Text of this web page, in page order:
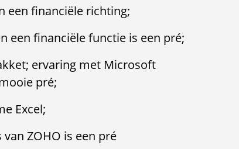
een financiële richting;
een financiële functie is een pré;
ervaring met Microsoft
pré;
Excel;
ZOHO is een pré